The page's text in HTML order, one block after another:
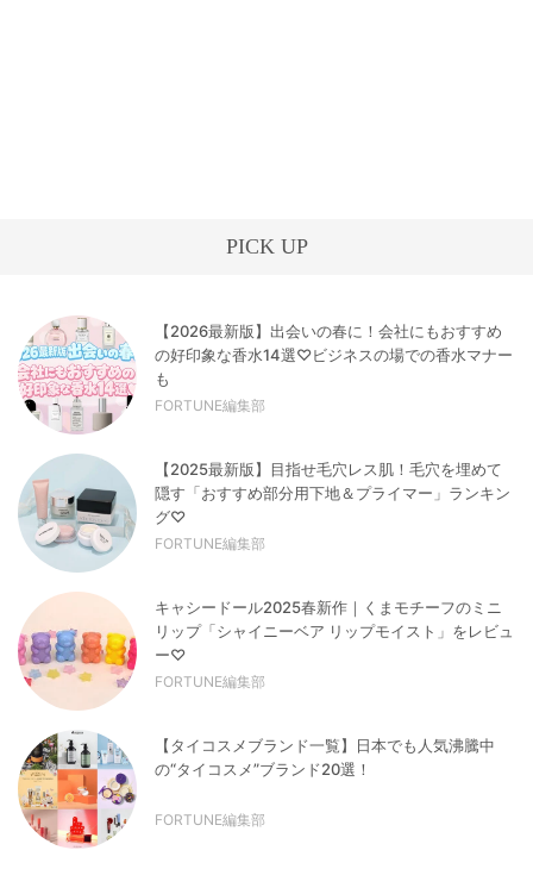
PICK UP
【2026最新版】出会いの春に！会社にもおすすめ
の好印象な香水14選♡ビジネスの場での香水マナー
も
FORTUNE編集部
【2025最新版】目指せ毛穴レス肌！毛穴を埋めて
隠す「おすすめ部分用下地＆プライマー」ランキン
グ♡
FORTUNE編集部
キャシードール2025春新作｜くまモチーフのミニ
リップ「シャイニーベア リップモイスト」をレビュ
ー♡
FORTUNE編集部
【タイコスメブランド一覧】日本でも人気沸騰中
の“タイコスメ”ブランド20選！
FORTUNE編集部